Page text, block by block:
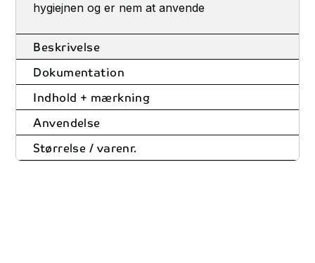
Beskrivelse
Dokumentation
Indhold + mærkning
Anvendelse
Størrelse / varenr.
hygiejnen og er nem at anvende